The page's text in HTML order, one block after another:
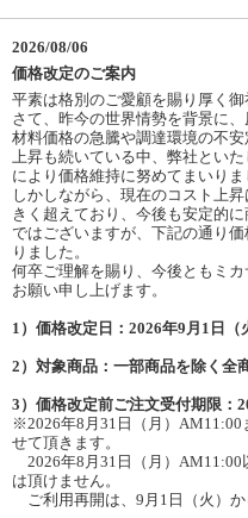
2026/08/06
価格改定のご案内
平素は格別のご愛顧を賜り厚く御
さて、昨今の世界情勢を背景に
材料価格の急騰や調達環境の不
上昇も続いている中、弊社とい
により価格維持に努めてまいりま
しかしながら、現在のコスト上
きく超えており、今後も安定的
ではございますが、下記の通り
りました。
何卒ご理解を賜り、今後ともミ
お願い申し上げます。
1）価格改定日：2026年9月1日（
2）対象商品：一部商品を除く全
3）価格改定前ご注文受付期限：
※2026年8月31日（月）AM11:00
せて頂きます。
2026年8月31日（月）AM11:00
は頂けません。
ご利用再開は、9月1日（火）か